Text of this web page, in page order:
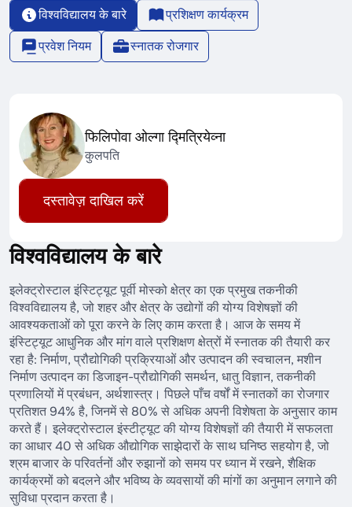
विश्वविद्यालय के बारे
प्रशिक्षण कार्यक्रम
प्रवेश नियम
स्नातक रोजगार
फिलिपोवा ओल्गा द्मित्रियेव्ना
कुलपति
दस्तावेज़ दाखिल करें
विश्वविद्यालय के बारे
इलेक्ट्रोस्टाल इंस्टिट्यूट पूर्वी मोस्को क्षेत्र का एक प्रमुख तकनीकी
विश्वविद्यालय है, जो शहर और क्षेत्र के उद्योगों की योग्य विशेषज्ञों की
आवश्यकताओं को पूरा करने के लिए काम करता है। आज के समय में
इंस्टिट्यूट आधुनिक और मांग वाले प्रशिक्षण क्षेत्रों में स्नातक की तैयारी कर
रहा है: निर्माण, प्रौद्योगिकी प्रक्रियाओं और उत्पादन की स्वचालन, मशीन
निर्माण उत्पादन का डिजाइन-प्रौद्योगिकी समर्थन, धातु विज्ञान, तकनीकी
प्रणालियों में प्रबंधन, अर्थशास्त्र। पिछले पाँच वर्षों में स्नातकों का रोजगार
प्रतिशत 94% है, जिनमें से 80% से अधिक अपनी विशेषता के अनुसार काम
करते हैं। इलेक्ट्रोस्टाल इंस्टीट्यूट की योग्य विशेषज्ञों की तैयारी में सफलता
का आधार 40 से अधिक औद्योगिक साझेदारों के साथ घनिष्ठ सहयोग है, जो
श्रम बाजार के परिवर्तनों और रुझानों को समय पर ध्यान में रखने, शैक्षिक
कार्यक्रमों को बदलने और भविष्य के व्यवसायों की मांगों का अनुमान लगाने की
सुविधा प्रदान करता है।